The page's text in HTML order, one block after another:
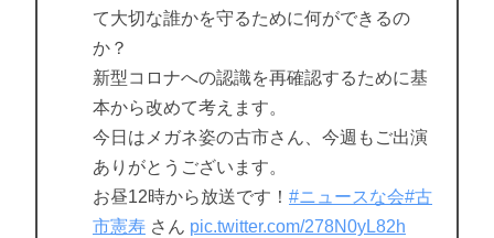
て大切な誰かを守るために何ができるの
か？
新型コロナへの認識を再確認するために基
本から改めて考えます。
今日はメガネ姿の古市さん、今週もご出演
ありがとうございます。
お昼12時から放送です！ #ニュースな会#古
市憲寿 さん pic.twitter.com/278N0yL82h